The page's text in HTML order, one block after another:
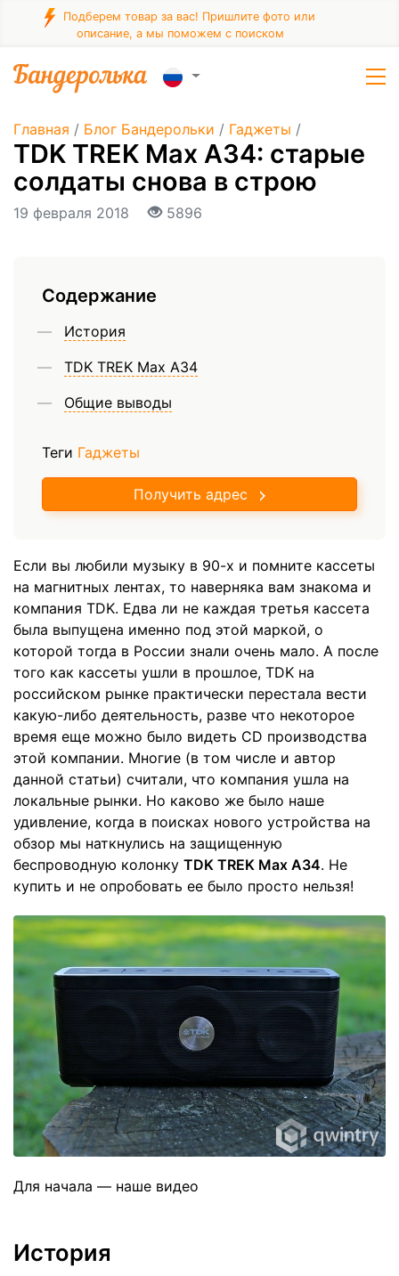
Подберем товар за вас! Пришлите фото или
описание, а мы поможем с поиском
Главная / Блог Бандерольки / Гаджеты /
TDK TREK Max A34: старые
солдаты снова в строю
19 февраля 2018 5896
Содержание
История
TDK TREK Max A34
Общие выводы
Теги Гаджеты
Получить адрес
Если вы любили музыку в 90-х и помните кассеты
на магнитных лентах, то наверняка вам знакома и
компания TDK. Едва ли не каждая третья кассета
была выпущена именно под этой маркой, о
которой тогда в России знали очень мало. А после
того как кассеты ушли в прошлое, TDK на
российском рынке практически перестала вести
какую-либо деятельность, разве что некоторое
время еще можно было видеть CD производства
этой компании. Многие (в том числе и автор
данной статьи) считали, что компания ушла на
локальные рынки. Но каково же было наше
удивление, когда в поисках нового устройства на
обзор мы наткнулись на защищенную
беспроводную колонку TDK TREK Max A34. Не
купить и не опробовать ее было просто нельзя!
Для начала — наше видео
История